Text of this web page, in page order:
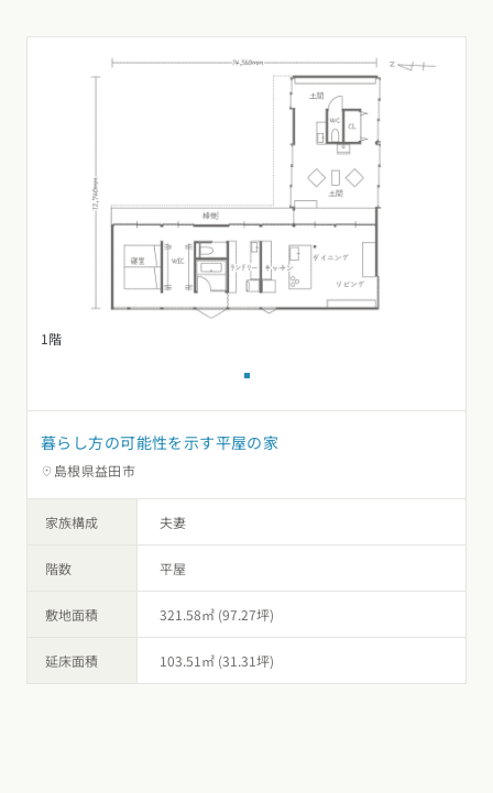
1階
暮らし方の可能性を示す平屋の家
島根県益田市
家族構成 夫妻
階数 平屋
敷地面積 321.58㎡ (97.27坪)
延床面積 103.51㎡ (31.31坪)